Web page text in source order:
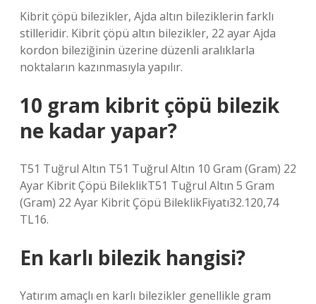
Kibrit çöpü bilezikler, Ajda altın bileziklerin farklı
stilleridir. Kibrit çöpü altın bilezikler, 22 ayar Ajda
kordon bileziğinin üzerine düzenli aralıklarla
noktaların kazınmasıyla yapılır.
10 gram kibrit çöpü bilezik
ne kadar yapar?
T51 Tuğrul Altın T51 Tuğrul Altın 10 Gram (Gram) 22
Ayar Kibrit Çöpü BileklikT51 Tuğrul Altın 5 Gram
(Gram) 22 Ayar Kibrit Çöpü BileklikFiyatı32.120,74
TL16.
En karlı bilezik hangisi?
Yatırım amaçlı en karlı bilezikler genellikle gram